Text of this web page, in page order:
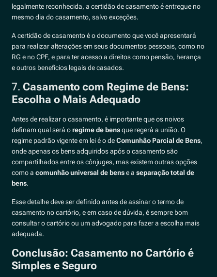
legalmente reconhecida, a certidão de casamento é entregue no
mesmo dia do casamento, salvo exceções.
A certidão de casamento é o documento que você apresentará
para realizar alterações em seus documentos pessoais, como no
RG e no CPF, e para ter acesso a direitos como pensão, herança
e outros benefícios legais de casados.
7. Casamento com Regime de Bens:
Escolha o Mais Adequado
Antes de realizar o casamento, é importante que os noivos
definam qual será o regime de bensque regerá a união. O
regime padrão vigente em lei é o deComunhão Parcial de Bens,
onde apenas os bens adquiridos após o casamento são
compartilhados entre os cônjuges, mas existem outras opções
como a comunhão universal de bense a separação total de
bens.
Esse detalhe deve ser definido antes de assinar o termo de
casamento no cartório, e em caso de dúvida, é sempre bom
consultar o cartório ou um advogado para fazer a escolha mais
adequada.
Conclusão: Casamento no Cartório é
Simples e Seguro